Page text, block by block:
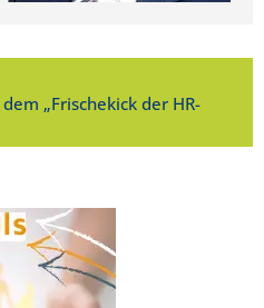
„Frischekick der HR-